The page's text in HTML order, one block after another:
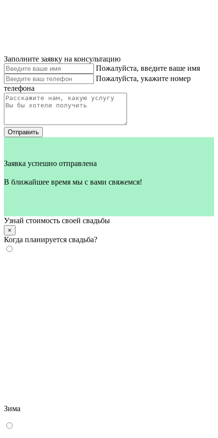
Заполните заявку на консультацию
Пожалуйста, введите ваше имя
Пожалуйста, укажите номер
телефона
Отправить
Заявка успешно отправлена
В ближайшее время мы с вами свяжемся!
Узнай стоимость своей свадьбы
×
Когда планируется свадьба?
Зима